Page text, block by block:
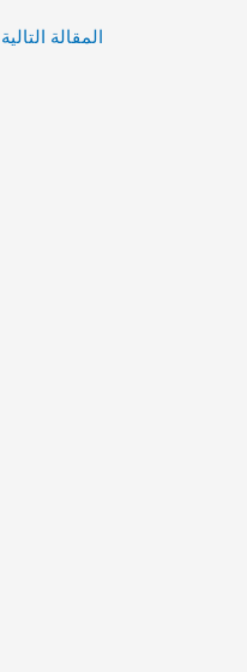
المقالة التالية